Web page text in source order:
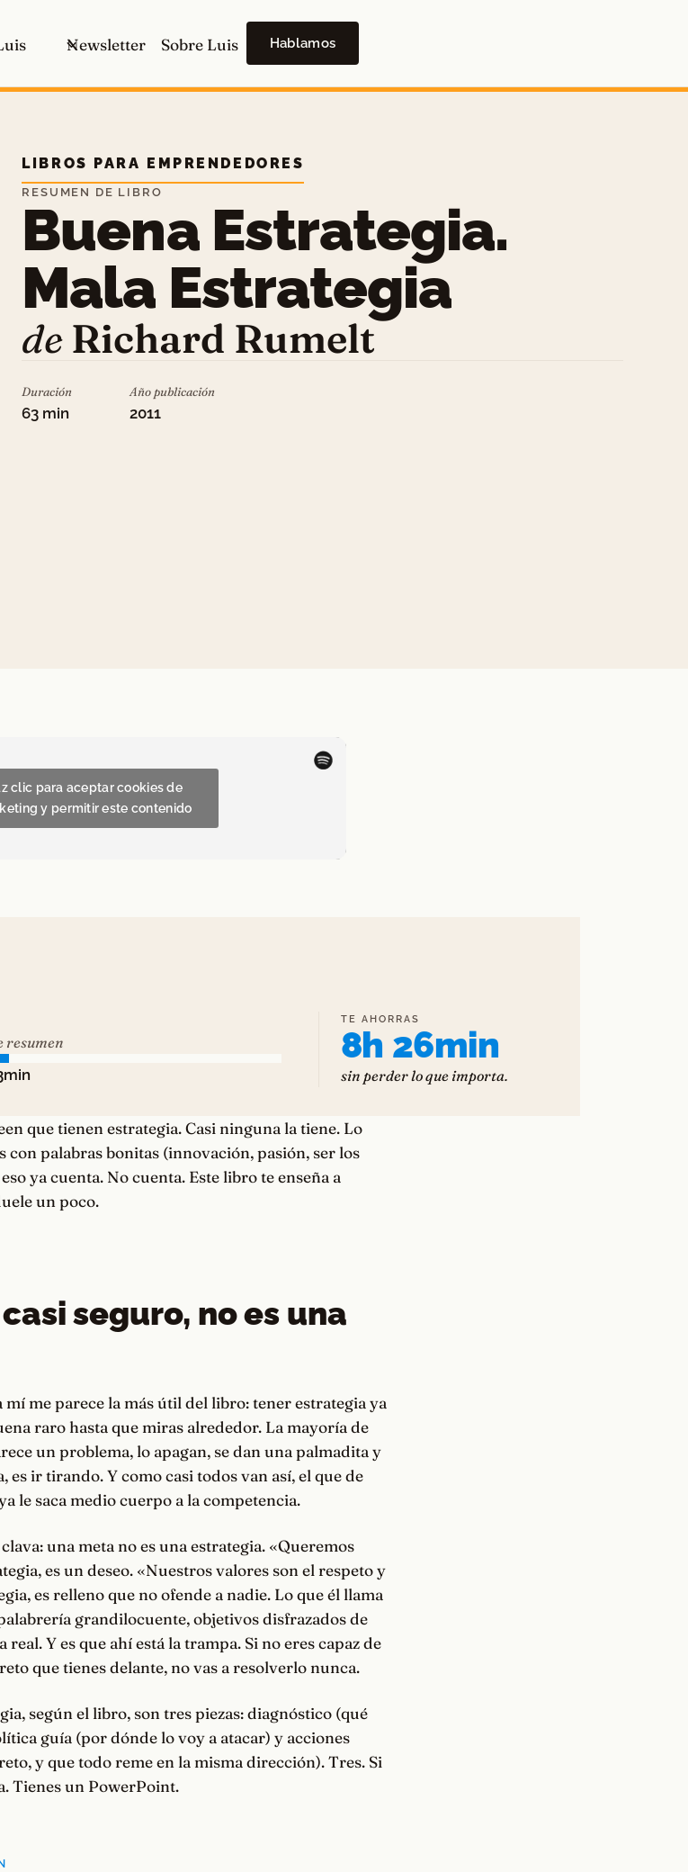
Newsletter Sobre Luis Hablamos
LIBROS PARA EMPRENDEDORES
RESUMEN DE LIBRO
Buena Estrategia.
Mala Estrategia
de Richard Rumelt
Duración
63 min
Año publicación
2011
clic para aceptar cookies de
y permitir este contenido
resumen
TE AHORRAS
8h 26min
sin perder lo que importa.
que tienen estrategia. Casi ninguna la tiene. Lo
con palabras bonitas (innovación, pasión, ser los
ya cuenta. No cuenta. Este libro te enseña a
un poco.
seguro, no es una
mí me parece la más útil del libro: tener estrategia ya
raro hasta que miras alrededor. La mayoría de
un problema, lo apagan, se dan una palmadita y
es ir tirando. Y como casi todos van así, el que de
le saca medio cuerpo a la competencia.
una meta no es una estrategia. «Queremos
es un deseo. «Nuestros valores son el respeto y
es relleno que no ofende a nadie. Lo que él llama
grandilocuente, objetivos disfrazados de
Y es que ahí está la trampa. Si no eres capaz de
que tienes delante, no vas a resolverlo nunca.
según el libro, son tres piezas: diagnóstico (qué
guía (por dónde lo voy a atacar) y acciones
y que todo reme en la misma dirección). Tres. Si
Tienes un PowerPoint.